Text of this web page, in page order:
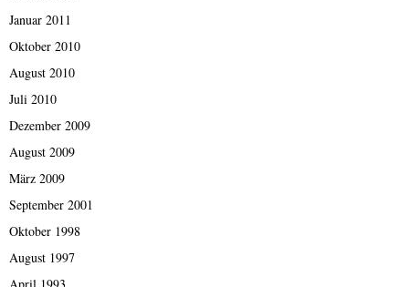
Januar 2011
Oktober 2010
August 2010
Juli 2010
Dezember 2009
August 2009
März 2009
September 2001
Oktober 1998
August 1997